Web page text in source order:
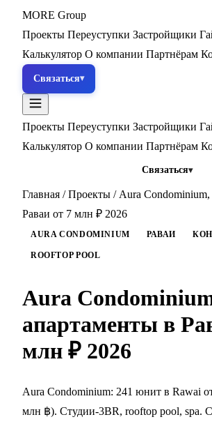
MORE Group
Проекты Переуступки Застройщики
Калькулятор О компании Партнёрам
Связаться
Проекты Переуступки Застройщики
Калькулятор О компании Партнёрам
Связаться
Главная / Проекты / Aura
Раваи от 7 млн ₽ 2026
AURA CONDOMINIUM РАВАИ
ROOFTOP POOL
Aura
апартаменты в
млн ₽ 2026
Aura Condominium: 241 юнит в Rawai
млн ฿). Студии-3BR, rooftop pool, spa.